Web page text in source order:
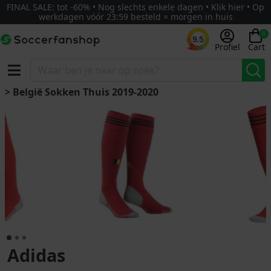
FINAL SALE: tot -60% • Nog slechts enkele dagen • Klik hier • Op
werkdagen vóór 23:59 besteld = morgen in huis
9.5
Profiel
0
Cart
> België Sokken Thuis 2019-2020
Adidas